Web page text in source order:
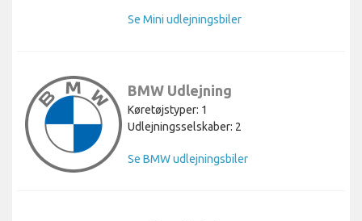
Se Mini udlejningsbiler
BMW Udlejning
Køretøjstyper: 1
Udlejningsselskaber: 2
Se BMW udlejningsbiler